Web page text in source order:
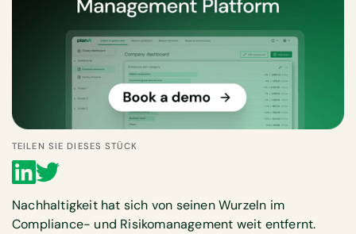
TEILEN SIE DIESES STÜCK
Nachhaltigkeit hat sich von seinen Wurzeln im
Compliance- und Risikomanagement weit entfernt.